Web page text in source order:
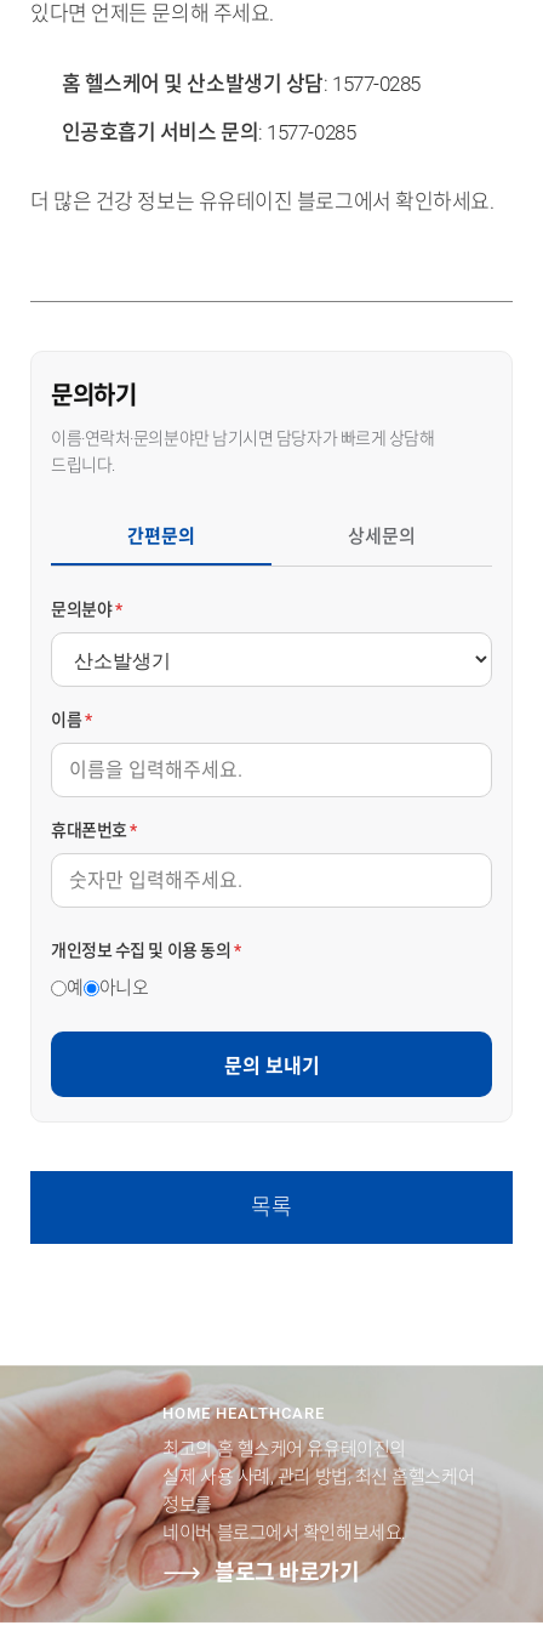
있다면 언제든 문의해 주세요.
홈 헬스케어 및 산소발생기 상담: 1577-0285
인공호흡기 서비스 문의 : 1577-0285
더 많은 건강 정보는 유유테이진 블로그에서 확인하세요.
문의하기
이름·연락처·문의분야만 남기시면 담당자가 빠르게 상담해
드립니다.
간편문의 상세문의
문의분야*
이름*
휴대폰번호*
개인정보 수집 및 이용 동의 *
예 아니오
문의 보내기
목록
HOME HEALTHCARE
최고의 홈 헬스케어 유유테이진의
실제 사용 사례, 관리 방법, 최신 홈헬스케어
정보를
네이버 블로그에서 확인해보세요.
블로그 바로가기